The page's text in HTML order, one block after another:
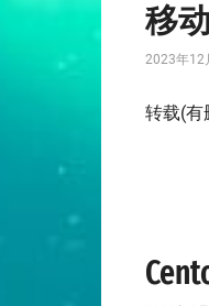
移
2023年12
转载(有